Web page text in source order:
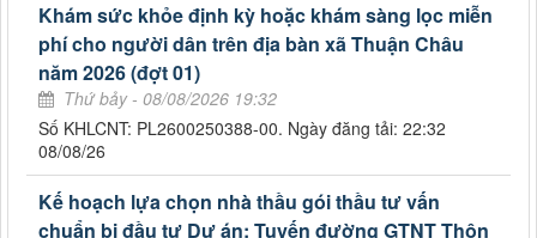
Khám sức khỏe định kỳ hoặc khám sàng lọc miễn
phí cho người dân trên địa bàn xã Thuận Châu
năm 2026 (đợt 01)
Thứ bảy - 08/08/2026 19:32
Số KHLCNT: PL2600250388-00. Ngày đăng tải: 22:32
08/08/26
Kế hoạch lựa chọn nhà thầu gói thầu tư vấn
chuẩn bị đầu tư Dự án: Tuyến đường GTNT Thôn